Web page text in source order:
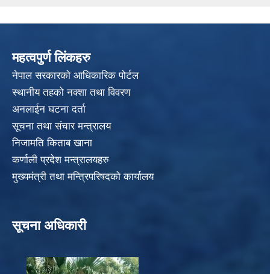
महत्वपुर्ण लिंकहरु
नेपाल सरकारको आधिकारिक पोर्टल
स्थानीय तहको नक्शा तथा विवरण
अनलाईन घटना दर्ता
सूचना तथा संचार मन्त्रालय
निजामति किताब खाना
कर्णाली प्रदेश मन्त्रालयहरु
मुख्यमंत्री तथा मन्त्रिपरिषदको कार्यालय
सूचना अधिकारी